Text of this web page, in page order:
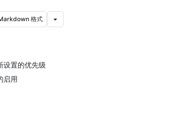
格式
设置的优先级
启用